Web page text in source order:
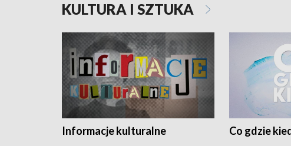
KULTURA I SZTUKA
Informacje kulturalne Co gdzie